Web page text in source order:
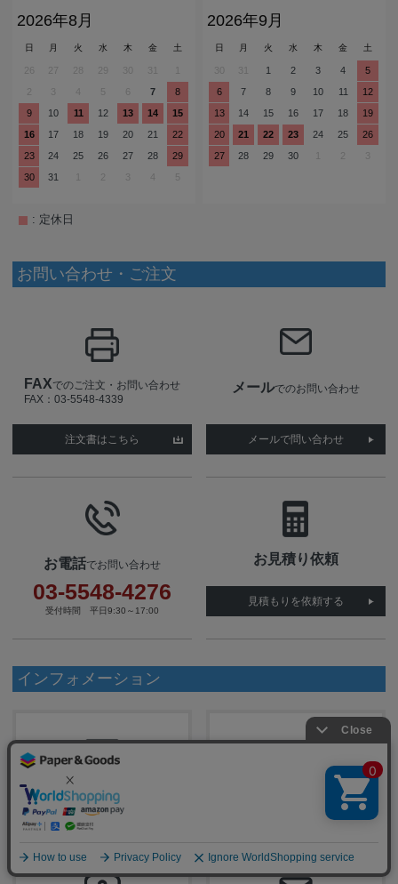
2026年8月
日 月 火 水 木 金 土
30 31
3 4 5 7
8
9
10 11 12 13 14
15
16
17 18 19 20 21
22
23
24 25 26 27 28
29
30
31 3 4 5
2026年9月
日 月 火 水 木 金 土
30 31 1 2 3 4
5
6
7 8 9 10 11
12
13
14 15 16 17 18
19
20
21 22 23 24 25
26
27
28 29 30 3
: 定休日
お問い合わせ・ご注文
FAXでのご注文・お問い合わせ
FAX：03-5548-4339
注文書はこちら
メールでのお問い合わせ
メールで問い合わせ
お電話でお問い合わせ
03-5548-4276
受付時間 平日9:30～17:00
お見積り依頼
見積もりを依頼する
インフォメーション